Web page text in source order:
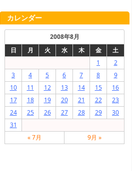
カレンダー
2008年8月
日
月 火 水 木 金
土
1
2
3
4 5 6 7 8
9
10
11 12 13 14 15
16
17
18 19 20 21 22
23
24
25 26 27 28 29
30
31
« 7月
9月 »